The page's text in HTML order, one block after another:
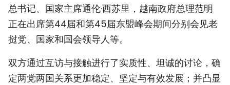
总书记、国家主席通伦·西苏里，越南政府总理范明
正在出席第44届和第45届东盟峰会期间分别会见老
挝党、国家和国会领导人等。
双方通过互访与接触进行了实质性、坦诚的讨论，确
定两党两国关系更加稳定、坚定与有效发展；并凸显